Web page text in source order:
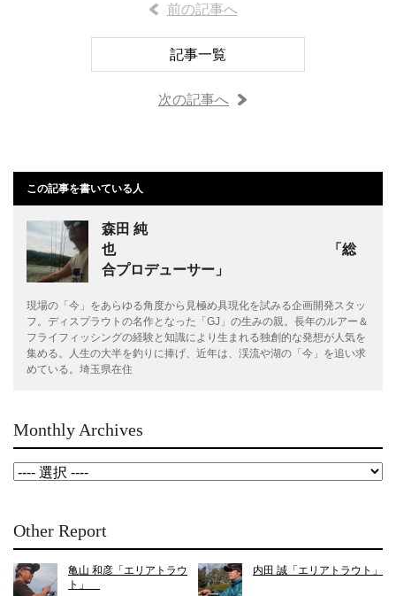
前の記事へ
記事一覧
次の記事へ
この記事を書いている人
森田 純
也 「総
合プロデューサー」
現場の「今」をあらゆる角度から見極め具現化を試みる企画開発スタッ
フ。ディスプラウトの名作となった「GJ」の生みの親。長年のルアー＆
フライフィッシングの経験と知識により生まれる独創的な発想が人気を
集める。人生の大半を釣りに捧げ、近年は、渓流や湖の「今」を追い求
めている。埼玉県在住
Monthly Archives
Other Report
亀山 和彦「エリアトラウ
ト」
内田 誠「エリアトラウト」